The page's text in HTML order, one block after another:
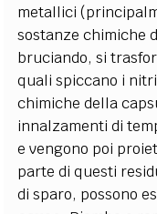
metallici
sostanze chimiche
bruciando, si
quali spiccano i
chimiche della
innalzamenti di
e vengono poi
parte di questi
di sparo, possono